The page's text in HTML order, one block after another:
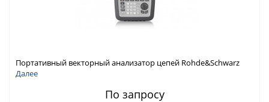
Портативный векторный анализатор цепей Rohde&Schwarz
ZNH с диапазоном частот от 30 кГц до 26,5 ГГц
Далее
По запросу